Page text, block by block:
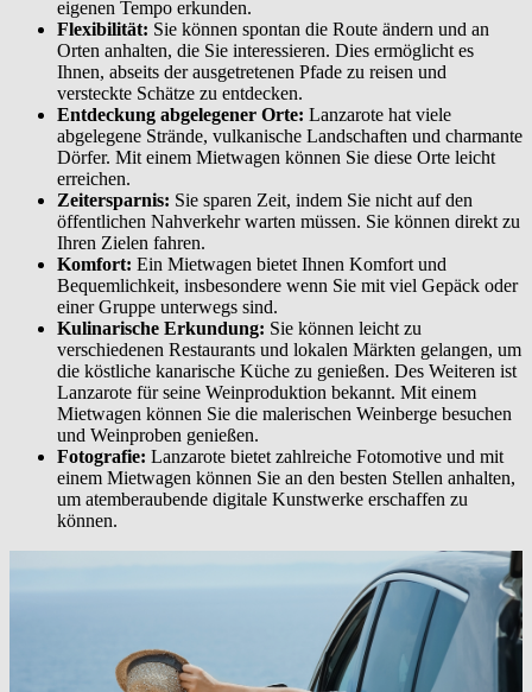
eigenen Tempo erkunden.
Flexibilität: Sie können spontan die Route ändern und an
Orten anhalten, die Sie interessieren. Dies ermöglicht es
Ihnen, abseits der ausgetretenen Pfade zu reisen und
versteckte Schätze zu entdecken.
Entdeckung abgelegener Orte: Lanzarote hat viele
abgelegene Strände, vulkanische Landschaften und charmante
Dörfer. Mit einem Mietwagen können Sie diese Orte leicht
erreichen.
Zeitersparnis: Sie sparen Zeit, indem Sie nicht auf den
öffentlichen Nahverkehr warten müssen. Sie können direkt zu
Ihren Zielen fahren.
Komfort: Ein Mietwagen bietet Ihnen Komfort und
Bequemlichkeit, insbesondere wenn Sie mit viel Gepäck oder
einer Gruppe unterwegs sind.
Kulinarische Erkundung: Sie können leicht zu
verschiedenen Restaurants und lokalen Märkten gelangen, um
die köstliche kanarische Küche zu genießen. Des Weiteren ist
Lanzarote für seine Weinproduktion bekannt. Mit einem
Mietwagen können Sie die malerischen Weinberge besuchen
und Weinproben genießen.
Fotografie: Lanzarote bietet zahlreiche Fotomotive und mit
einem Mietwagen können Sie an den besten Stellen anhalten,
um atemberaubende digitale Kunstwerke erschaffen zu
können.